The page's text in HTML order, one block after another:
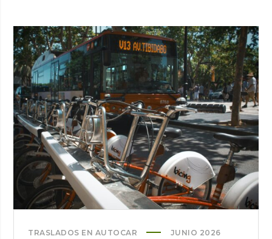
TRASLADOS EN AUTOCAR JUNIO 2026